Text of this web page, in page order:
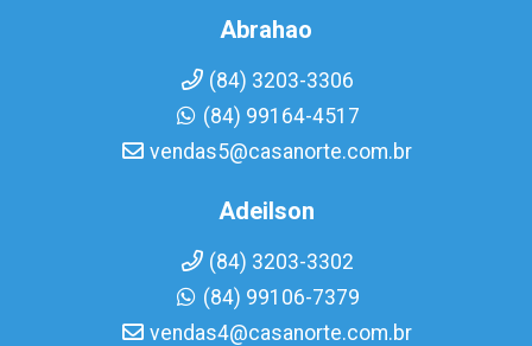
Abrahao
(84) 3203-3306
(84) 99164-4517
vendas5@casanorte.com.br
Adeilson
(84) 3203-3302
(84) 99106-7379
vendas4@casanorte.com.br